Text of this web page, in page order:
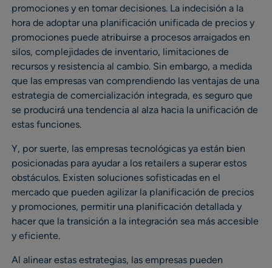
promociones y en tomar decisiones. La indecisión a la
hora de adoptar una planificación unificada de precios y
promociones puede atribuirse a procesos arraigados en
silos, complejidades de inventario, limitaciones de
recursos y resistencia al cambio. Sin embargo, a medida
que las empresas van comprendiendo las ventajas de una
estrategia de comercialización integrada, es seguro que
se producirá una tendencia al alza hacia la unificación de
estas funciones.
Y, por suerte, las empresas tecnológicas ya están bien
posicionadas para ayudar a los retailers a superar estos
obstáculos. Existen soluciones sofisticadas en el
mercado que pueden agilizar la planificación de precios
y promociones, permitir una planificación detallada y
hacer que la transición a la integración sea más accesible
y eficiente.
Al alinear estas estrategias, las empresas pueden